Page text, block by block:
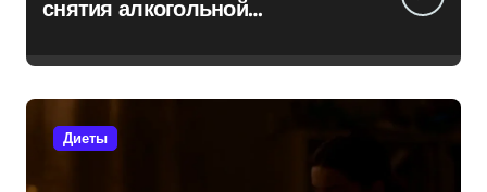
снятия алкогольной
Диеты